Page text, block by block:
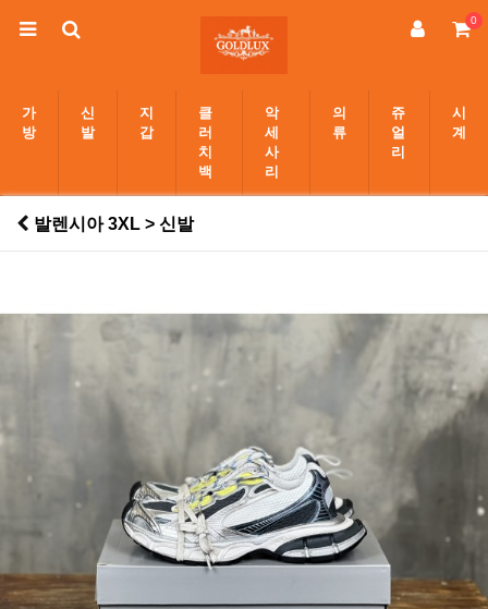
0
가
방
신
발
지
갑
클
러
치
백
악
세
사
리
의
류
쥬
얼
리
시
계
발렌시아 3XL > 신발